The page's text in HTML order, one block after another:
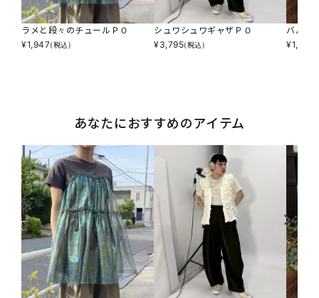
ラメと段々のチュールＰＯ
¥1,947(税込)
シュワシュワギャザＰＯ
¥3,795(税込)
バルー
¥1,947
あなたにおすすめのアイテム